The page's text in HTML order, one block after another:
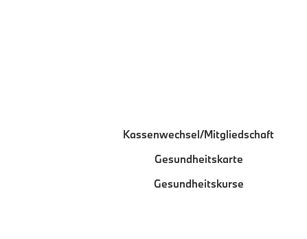
Kassenwechsel/Mitgliedschaft
Gesundheitskarte
Gesundheitskurse